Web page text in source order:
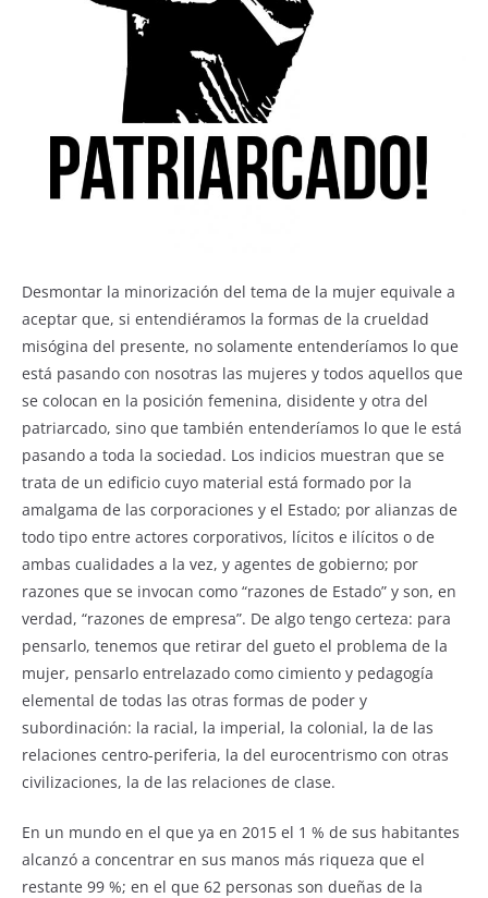
Desmontar la minorización del tema de la mujer equivale a
aceptar que, si entendiéramos la formas de la crueldad
misógina del presente, no solamente entenderíamos lo que
está pasando con nosotras las mujeres y todos aquellos que
se colocan en la posición femenina, disidente y otra del
patriarcado, sino que también entenderíamos lo que le está
pasando a toda la sociedad. Los indicios muestran que se
trata de un edificio cuyo material está formado por la
amalgama de las corporaciones y el Estado; por alianzas de
todo tipo entre actores corporativos, lícitos e ilícitos o de
ambas cualidades a la vez, y agentes de gobierno; por
razones que se invocan como “razones de Estado” y son, en
verdad, “razones de empresa”. De algo tengo certeza: para
pensarlo, tenemos que retirar del gueto el problema de la
mujer, pensarlo entrelazado como cimiento y pedagogía
elemental de todas las otras formas de poder y
subordinación: la racial, la imperial, la colonial, la de las
relaciones centro-periferia, la del eurocentrismo con otras
civilizaciones, la de las relaciones de clase.
En un mundo en el que ya en 2015 el 1 % de sus habitantes
alcanzó a concentrar en sus manos más riqueza que el
restante 99 %; en el que 62 personas son dueñas de la